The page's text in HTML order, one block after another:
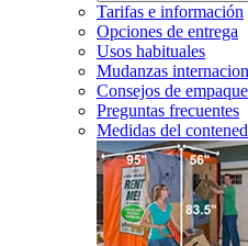
Tarifas e información
Opciones de entrega
Usos habituales
Mudanzas
Consejos de
Preguntas frecuentes
Medidas del